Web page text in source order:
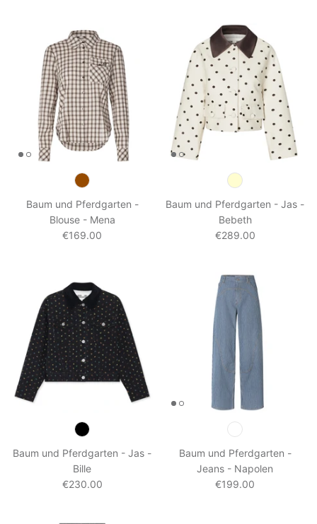
Baum und Pferdgarten -
Blouse - Mena
€169.00
Baum und Pferdgarten - Jas -
Bebeth
€289.00
Baum und Pferdgarten - Jas -
Bille
€230.00
Baum und Pferdgarten -
Jeans - Napolen
€199.00